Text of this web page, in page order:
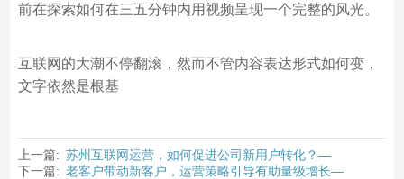
前在探索如何在三五分钟内用视频呈现一个完整的风光。
互联网的大潮不停翻滚，然而不管内容表达形式如何变，
文字依然是根基
上一篇: 苏州互联网运营，如何促进公司新用户转化？—
下一篇: 老客户带动新客户，运营策略引导有助量级增长—